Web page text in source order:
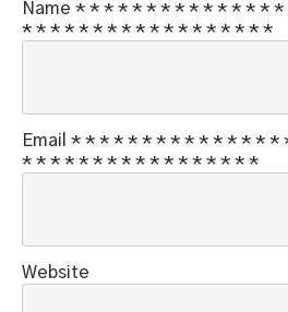
Name * * * * * * * * * * * * * * *
* * * * * * * * * * * * * * * * * *
Email * * * * * * * * * * * * * * *
* * * * * * * * * * * * * * * * *
Website